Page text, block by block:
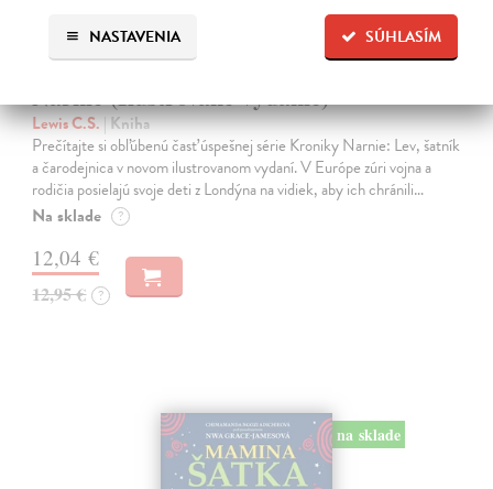
SÚHLASÍM
NASTAVENIA
Lev, šatník a čarodejnica. Kroniky
Narnie (Ilustrované vydanie)
Lewis C.S.| Kniha
Prečítajte si obľúbenú časť úspešnej série Kroniky Narnie: Lev, šatník
a čarodejnica v novom ilustrovanom vydaní. V Európe zúri vojna a
rodičia posielajú svoje deti z Londýna na vidiek, aby ich chránili…
Na sklade ?
12,04 €
12,95 € ?
na sklade